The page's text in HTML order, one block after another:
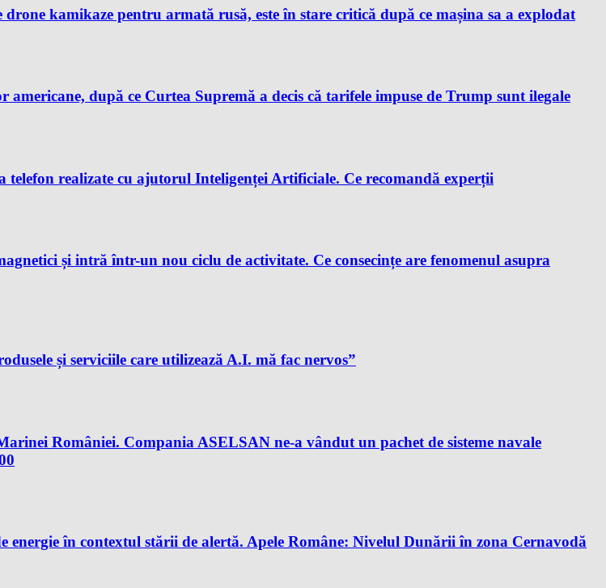
kamikaze pentru armată rusă, este în stare critică după ce mașina sa a explodat
după ce Curtea Supremă a decis că tarifele impuse de Trump sunt ilegale
telefon realizate cu ajutorul Inteligenței Artificiale. Ce recomandă experții
și intră într-un nou ciclu de activitate. Ce consecințe are fenomenul asupra
și serviciile care utilizează A.I. mă fac nervos”
României. Compania ASELSAN ne-a vândut un pachet de sisteme navale
în contextul stării de alertă. Apele Române: Nivelul Dunării în zona Cernavodă